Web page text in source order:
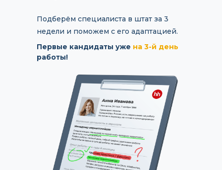
Подберём специалиста в штат за 3
недели и поможем с его адаптацией.
Первые кандидаты уже на 3-й день
работы!